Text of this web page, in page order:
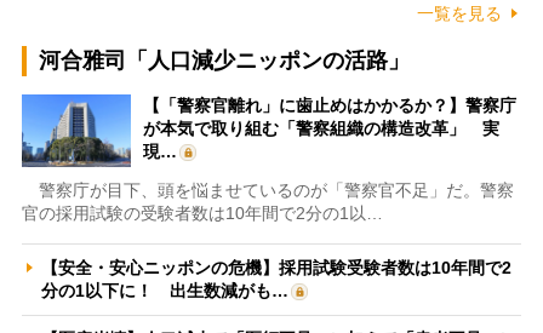
一覧を見る
河合雅司「人口減少ニッポンの活路」
【「警察官離れ」に歯止めはかかるか？】警察庁
が本気で取り組む「警察組織の構造改革」 実
現…
警察庁が目下、頭を悩ませているのが「警察官不足」だ。警察
官の採用試験の受験者数は10年間で2分の1以…
【安全・安心ニッポンの危機】採用試験受験者数は10年間で2
分の1以下に！ 出生数減がも…